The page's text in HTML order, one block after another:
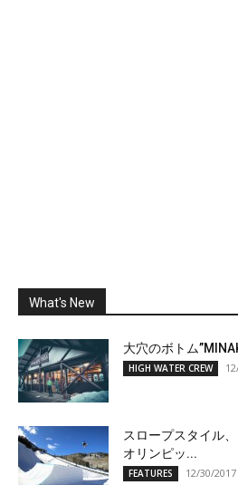
What's New
大穴のボトム
HIGH WATER CREW
スロープスタイル
オリンピッ...
FEATURES 12/30/2017